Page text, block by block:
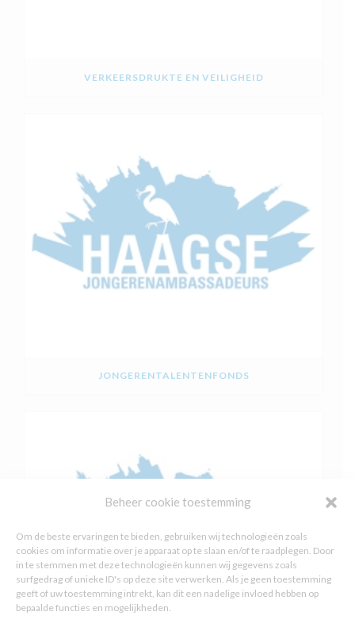
Beheer cookie toestemming
Om de beste ervaringen te bieden, gebruiken wij technologieën zoals
cookies om informatie over je apparaat op te slaan en/of te raadplegen. Door
in te stemmen met deze technologieën kunnen wij gegevens zoals
surfgedrag of unieke ID's op deze site verwerken. Als je geen toestemming
geeft of uw toestemming intrekt, kan dit een nadelige invloed hebben op
bepaalde functies en mogelijkheden.
VERKEERSDRUKTE EN VEILIGHEID
JONGERENTALENTENFONDS